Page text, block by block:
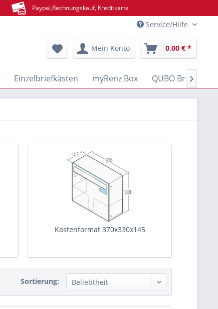
Paypal,Rechnungskauf, Kreditkarte
Service/Hilfe
Mein Konto 0,00 € *
Einzelbriefkästen myRenz Box QUBO Brief- &

Kastenformat 370x330x145
Sortierung: